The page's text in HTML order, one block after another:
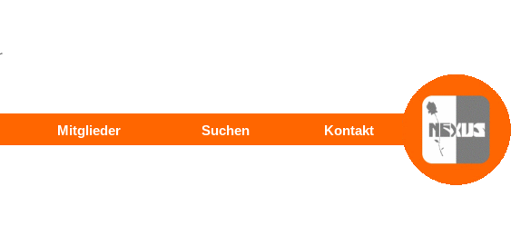
Mitglieder Suchen Kontakt